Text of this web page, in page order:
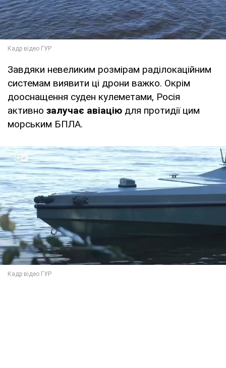
Завдяки невеликим розмірам раділокаційним
системам виявити ці дрони важко. Окрім
дооснащення суден кулеметами, Росія
активно залучає авіацію для протидії цим
морським БПЛА.